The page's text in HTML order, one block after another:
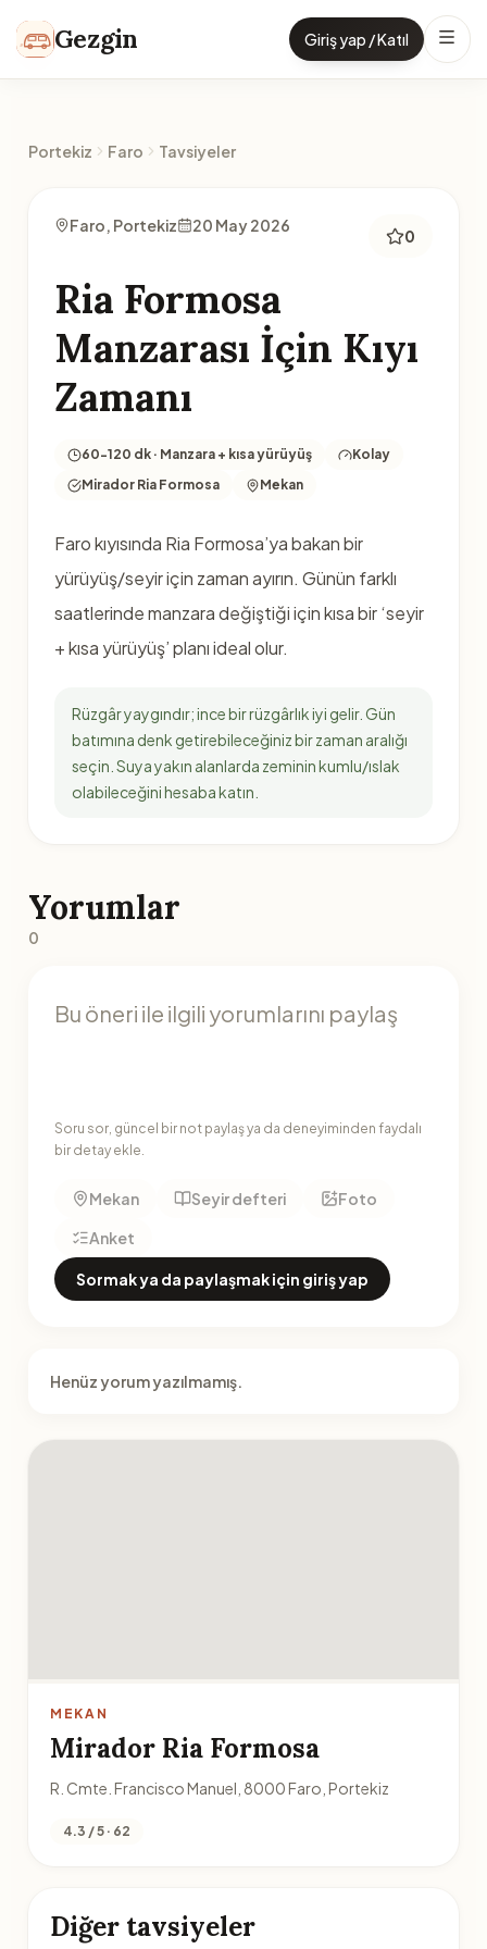
Gezgin Giriş yap / Katıl
Portekiz Faro Tavsiyeler
Faro, Portekiz 20 May 2026
0
Ria Formosa
Manzarası İçin Kıyı
Zamanı
60-120 dk · Manzara + kısa yürüyüş
Kolay
Mirador Ria Formosa
Mekan
Faro kıyısında Ria Formosa’ya bakan bir
yürüyüş/seyir için zaman ayırın. Günün farklı
saatlerinde manzara değiştiği için kısa bir ‘seyir
+ kısa yürüyüş’ planı ideal olur.
Rüzgâr yaygındır; ince bir rüzgârlık iyi gelir. Gün
batımına denk getirebileceğiniz bir zaman aralığı
seçin. Suya yakın alanlarda zeminin kumlu/ıslak
olabileceğini hesaba katın.
Yorumlar
0
Soru sor, güncel bir not paylaş ya da deneyiminden faydalı
bir detay ekle.
Mekan Seyir defteri
Foto
Anket
Sormak ya da paylaşmak için giriş yap
Henüz yorum yazılmamış.
MEKAN
Mirador Ria Formosa
R. Cmte. Francisco Manuel, 8000 Faro, Portekiz
4.3 / 5 · 62
Diğer tavsiyeler